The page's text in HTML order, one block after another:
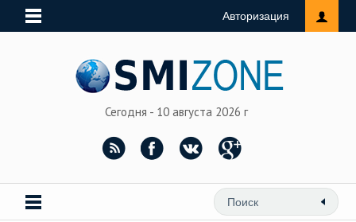
Авторизация
Сегодня - 10 августа 2026 г